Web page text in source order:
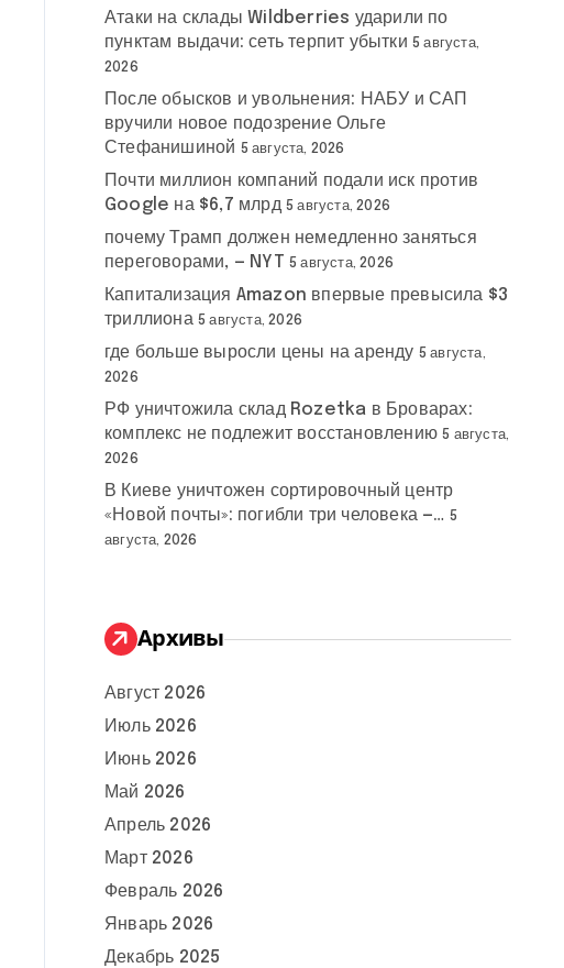
Атаки на склады Wildberries ударили по
пунктам выдачи: сеть терпит убытки 5 августа,
2026
После обысков и увольнения: НАБУ и САП
вручили новое подозрение Ольге
Стефанишиной 5 августа, 2026
Почти миллион компаний подали иск против
Google на $6,7 млрд 5 августа, 2026
почему Трамп должен немедленно заняться
переговорами, — NYT 5 августа, 2026
Капитализация Amazon впервые превысила $3
триллиона 5 августа, 2026
где больше выросли цены на аренду 5 августа,
2026
РФ уничтожила склад Rozetka в Броварах:
комплекс не подлежит восстановлению 5 августа,
2026
В Киеве уничтожен сортировочный центр
«Новой почты»: погибли три человека —… 5
августа, 2026
Архивы
Август 2026
Июль 2026
Июнь 2026
Май 2026
Апрель 2026
Март 2026
Февраль 2026
Январь 2026
Декабрь 2025